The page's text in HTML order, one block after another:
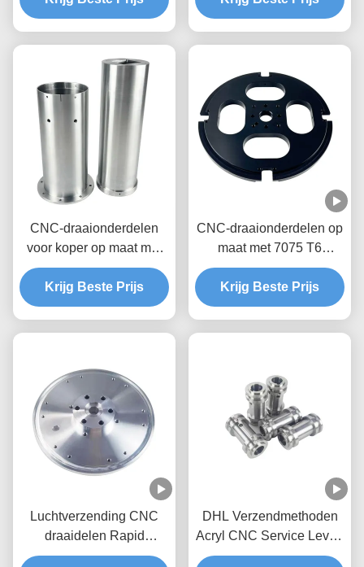
aluminium onderdelen
CNC-draaionderdelen
voor koper op maat met
OEM/ODM-diensten
Krijg Beste Prijs
CNC-draaionderdelen op
maat met 7075 T6
aluminium en tolerantie
+/- 0,01-0,005 mm voor
metalen
Krijg Beste Prijs
Luchtverzending CNC
draaidelen Rapid
Prototyping CNC-
DHL Verzendmethoden
Acryl CNC Service Levert
Nauwkeurig Snijden en